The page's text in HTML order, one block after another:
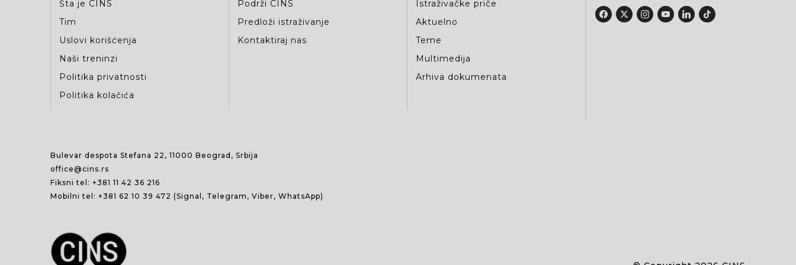
Šta je CINS
Tim
Uslovi korišćenja
Naši treninzi
Politika privatnosti
Politika kolačića
Podrži CINS
Predloži istraživanje
Kontaktiraj nas
Istraživačke priče
Aktuelno
Teme
Multimedija
Arhiva dokumenata
Bulevar despota Stefana 22, 11000 Beograd, Srbija
office@cins.rs
Fiksni tel: +381 11 42 36 216
Mobilni tel: +381 62 10 39 472 (Signal, Telegram, Viber, WhatsApp)